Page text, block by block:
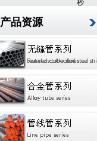
秒
产品资源